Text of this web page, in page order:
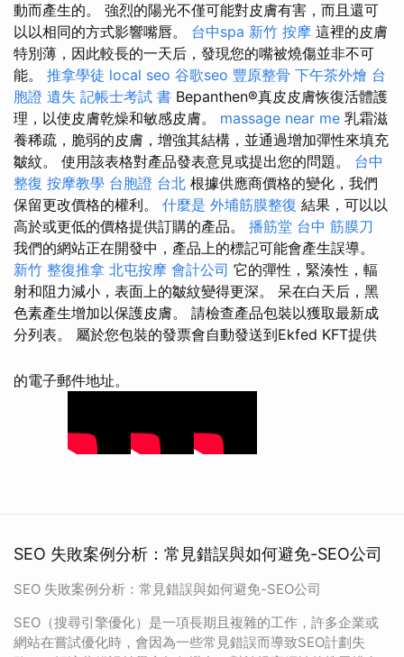
動而產生的。 強烈的陽光不僅可能對皮膚有害，而且還可
以以相同的方式影響嘴唇。 台中spa 新竹 按摩 這裡的皮膚
特別薄，因此較長的一天后，發現您的嘴被燒傷並非不可
能。 推拿學徒 local seo 谷歌seo 豐原整骨 下午茶外燴 台
胞證 遺失 記帳士考試 書 Bepanthen®真皮皮膚恢復活體護
理，以使皮膚乾燥和敏感皮膚。 massage near me 乳霜滋
養稀疏，脆弱的皮膚，增強其結構，並通過增加彈性來填充
皺紋。 使用該表格對產品發表意見或提出您的問題。 台中
整復 按摩教學 台胞證 台北 根據供應商價格的變化，我們
保留更改價格的權利。 什麼是 外埔筋膜整復 結果，可以以
高於或更低的價格提供訂購的產品。 播筋堂 台中 筋膜刀
我們的網站正在開發中，產品上的標記可能會產生誤導。
新竹 整復推拿 北屯按摩 會計公司 它的彈性，緊湊性，輻
射和阻力減小，表面上的皺紋變得更深。 呆在白天后，黑
色素產生增加以保護皮膚。 請檢查產品包裝以獲取最新成
分列表。 屬於您包裝的發票會自動發送到Ekfed KFT提供
的電子郵件地址。
SEO 失敗案例分析：常見錯誤與如何避免-SEO公司
SEO 失敗案例分析：常見錯誤與如何避免-SEO公司
SEO（搜尋引擎優化）是一項長期且複雜的工作，許多企業或
網站在嘗試優化時，會因為一些常見錯誤而導致SEO計劃失